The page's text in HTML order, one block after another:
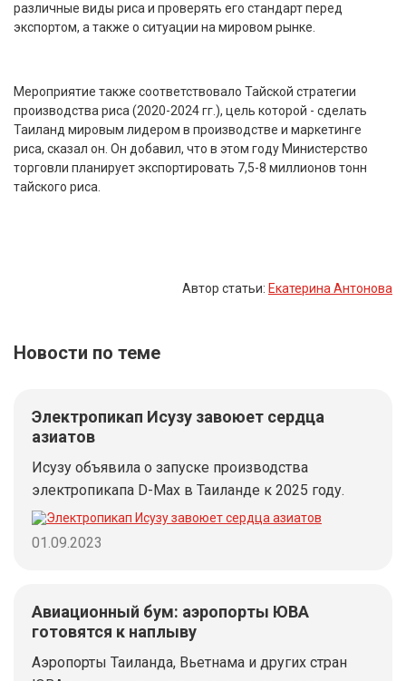
различные виды риса и проверять его стандарт перед
экспортом, а также о ситуации на мировом рынке.
Мероприятие также соответствовало Тайской стратегии
производства риса (2020-2024 гг.), цель которой - сделать
Таиланд мировым лидером в производстве и маркетинге
риса, сказал он. Он добавил, что в этом году Министерство
торговли планирует экспортировать 7,5-8 миллионов тонн
тайского риса.
Автор статьи: Екатерина Антонова
Новости по теме
Электропикап Исузу завоюет сердца
азиатов
Исузу объявила о запуске производства
электропикапа D-Max в Таиланде к 2025 году.
01.09.2023
Авиационный бум: аэропорты ЮВА
готовятся к наплыву
Аэропорты Таиланда, Вьетнама и других стран